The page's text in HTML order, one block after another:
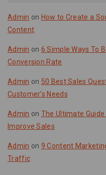
Admin on How to Create a
Content
Admin on 6 Simple Ways To
Conversion Rate
Admin on 50 Best Sales
Customer’s Needs
Admin on The Ultimate
Improve Sales
Admin on 9 Content
Traffic